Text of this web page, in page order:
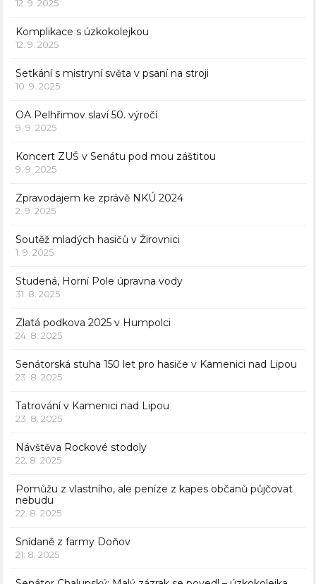
12. 9. 2025
Komplikace s úzkokolejkou
12. 9. 2025
Setkání s mistryní světa v psaní na stroji
10. 9. 2025
OA Pelhřimov slaví 50. výročí
9. 9. 2025
Koncert ZUŠ v Senátu pod mou záštitou
9. 9. 2025
Zpravodajem ke zprávě NKÚ 2024
2. 9. 2025
Soutěž mladých hasičů v Žirovnici
1. 9. 2025
Studená, Horní Pole úpravna vody
31. 8. 2025
Zlatá podkova 2025 v Humpolci
24. 8. 2025
Senátorská stuha 150 let pro hasiče v Kamenici nad Lipou
23. 8. 2025
Tatrování v Kamenici nad Lipou
23. 8. 2025
Návštěva Rockové stodoly
22. 8. 2025
Pomůžu z vlastního, ale peníze z kapes občanů půjčovat
nebudu
22. 8. 2025
Snídaně z farmy Doňov
21. 8. 2025